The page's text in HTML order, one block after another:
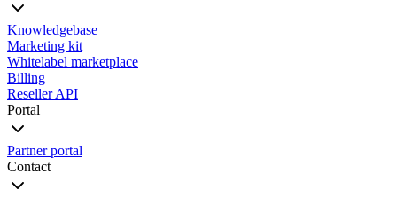
Knowledgebase
Marketing kit
Whitelabel marketplace
Billing
Reseller API
Portal
Partner portal
Contact